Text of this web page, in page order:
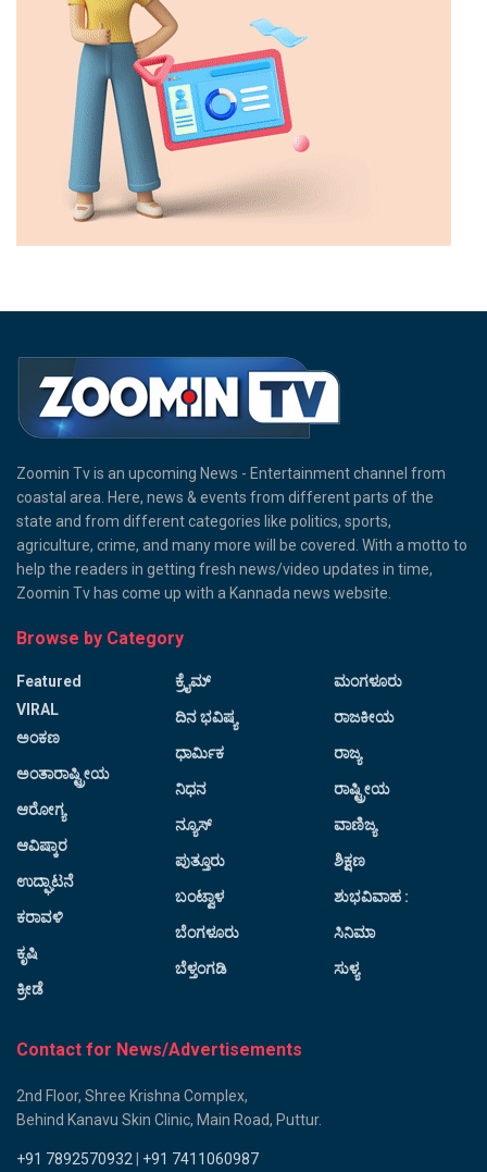
Zoomin Tv is an upcoming News - Entertainment channel from
coastal area. Here, news & events from different parts of the
state and from different categories like politics, sports,
agriculture, crime, and many more will be covered. With a motto to
help the readers in getting fresh news/video updates in time,
Zoomin Tv has come up with a Kannada news website.
Browse by Category
Featured
VIRAL
ಅಂಕಣ
ಅಂತಾರಾಷ್ಟ್ರೀಯ
ಆರೋಗ್ಯ
ಆವಿಷ್ಕಾರ
ಉದ್ಘಾಟನೆ
ಕರಾವಳಿ
ಕೃಷಿ
ಕ್ರೀಡೆ
ಕ್ರೈಮ್
ದಿನ ಭವಿಷ್ಯ
ಧಾರ್ಮಿಕ
ನಿಧನ
ನ್ಯೂಸ್
ಪುತ್ತೂರು
ಬಂಟ್ವಾಳ
ಬೆಂಗಳೂರು
ಬೆಳ್ತಂಗಡಿ
ಮಂಗಳೂರು
ರಾಜಕೀಯ
ರಾಜ್ಯ
ರಾಷ್ಟ್ರೀಯ
ವಾಣಿಜ್ಯ
ಶಿಕ್ಷಣ
ಶುಭವಿವಾಹ :
ಸಿನಿಮಾ
ಸುಳ್ಯ
Contact for News/Advertisements
2nd Floor, Shree Krishna Complex,
Behind Kanavu Skin Clinic, Main Road, Puttur.
+91 7892570932 +91 7411060987